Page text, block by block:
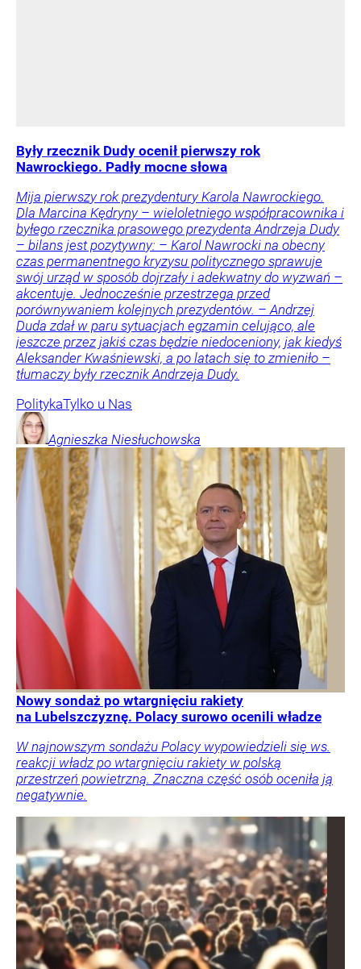
Były rzecznik Dudy ocenił pierwszy rok
Nawrockiego. Padły mocne słowa
Mija pierwszy rok prezydentury Karola Nawrockiego.
Dla Marcina Kędryny – wieloletniego współpracownika i
byłego rzecznika prasowego prezydenta Andrzeja Dudy
– bilans jest pozytywny: – Karol Nawrocki na obecny
czas permanentnego kryzysu politycznego sprawuje
swój urząd w sposób dojrzały i adekwatny do wyzwań –
akcentuje. Jednocześnie przestrzega przed
porównywaniem kolejnych prezydentów. – Andrzej
Duda zdał w paru sytuacjach egzamin celująco, ale
jeszcze przez jakiś czas będzie niedoceniony, jak kiedyś
Aleksander Kwaśniewski, a po latach się to zmieniło –
tłumaczy były rzecznik Andrzeja Dudy.
PolitykaTylko u Nas
Agnieszka Niesłuchowska
Nowy sondaż po wtargnięciu rakiety
na Lubelszczyznę. Polacy surowo ocenili władze
W najnowszym sondażu Polacy wypowiedzieli się ws.
reakcji władz po wtargnięciu rakiety w polską
przestrzeń powietrzną. Znaczna część osób oceniła ją
negatywnie.